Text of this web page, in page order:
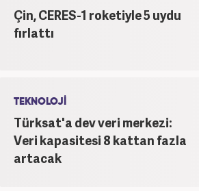
Çin, CERES-1 roketiyle 5 uydu
fırlattı
TEKNOLOJİ
Türksat'a dev veri merkezi:
Veri kapasitesi 8 kattan fazla
artacak